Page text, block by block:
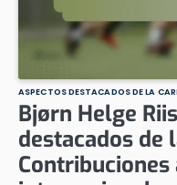
ASPECTOS DESTACADOS DE LA
Bjørn Helge
destacados de